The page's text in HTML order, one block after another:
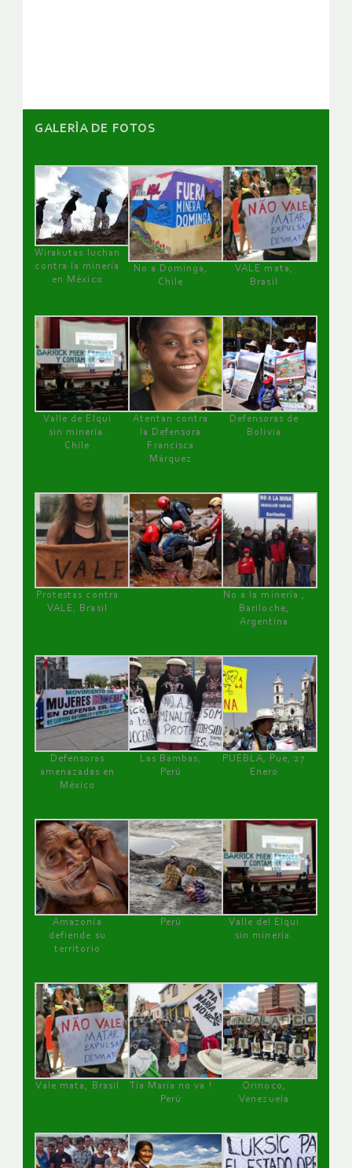
GALERÌA DE FOTOS
Wirakutas luchan
contra la minería
en México
No a Dominga,
Chile
VALE mata,
Brasil
Valle de Elqui
sin minería.
Chile
Atentan contra
la Defensora
Francisca
Márquez
Defensoras de
Bolivia
Protestas contra
VALE, Brasil
No a la minería ,
Bariloche,
Argentina
Defensoras
amenazadas en
México
Las Bambas,
Perú
PUEBLA, Pue, 27
Enero
Amazonía
defiende su
territorio
Perú
Valle del Elqui
sin minería.
Vale mata, Brasil
Tía María no va !
Perú
Orinoco,
Venezuela